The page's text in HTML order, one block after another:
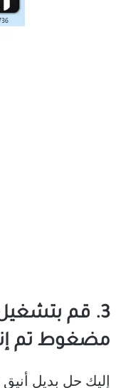
3. قم
مضغوط تم
إليك حل بديل